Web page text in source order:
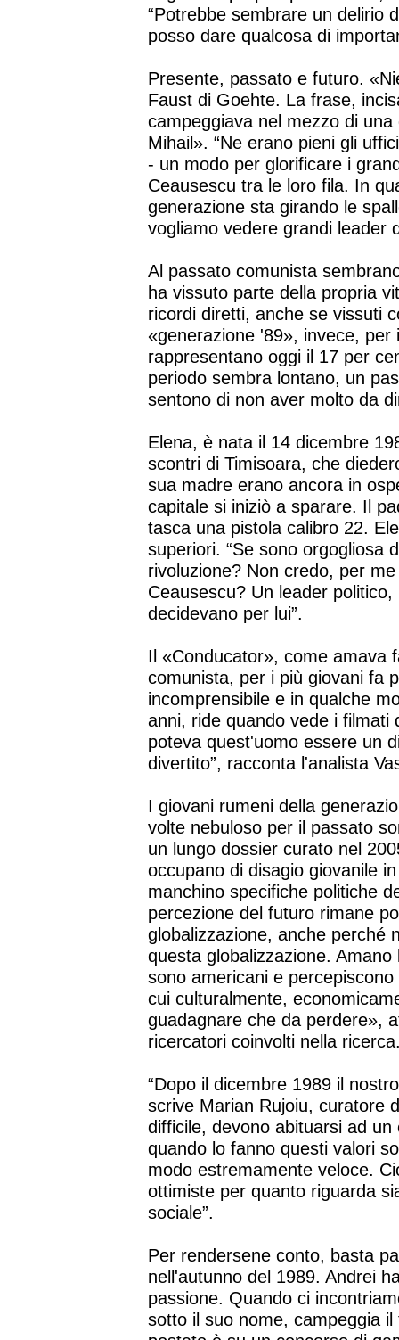
“Potrebbe sembrare un delirio
posso dare qualcosa di
Presente, passato e futuro.
Faust di Goehte. La frase,
campeggiava nel mezzo di
Mihail». “Ne erano pieni gli
- un modo per glorificare i
Ceausescu tra le loro fila. In
generazione sta girando le
vogliamo vedere grandi leader
Al passato comunista
ha vissuto parte della propria
ricordi diretti, anche se vissuti
«generazione '89», invece,
rappresentano oggi il 17 per
periodo sembra lontano, un
sentono di non aver molto da
Elena, è nata il 14 dicembre
scontri di Timisoara, che
sua madre erano ancora in
capitale si iniziò a sparare. Il
tasca una pistola calibro 22.
superiori. “Se sono orgogliosa
rivoluzione? Non credo, per
Ceausescu? Un leader
decidevano per lui”.
Il «Conducator», come amava
comunista, per i più giovani fa
incomprensibile e in qualche
anni, ride quando vede i filmati
poteva quest'uomo essere un
divertito”, racconta l'analista
I giovani rumeni della
volte nebuloso per il passato
un lungo dossier curato nel
occupano di disagio giovanile
manchino specifiche politiche
percezione del futuro rimane
globalizzazione, anche perché
questa globalizzazione.
sono americani e
cui culturalmente,
guadagnare che da perdere»,
ricercatori coinvolti nella
“Dopo il dicembre 1989 il
scrive Marian Rujoiu, curatore
difficile, devono abituarsi ad
quando lo fanno questi valori
modo estremamente veloce.
ottimiste per quanto riguarda
sociale”.
Per rendersene conto, basta
nell'autunno del 1989. Andrei
passione. Quando ci
sotto il suo nome, campeggia